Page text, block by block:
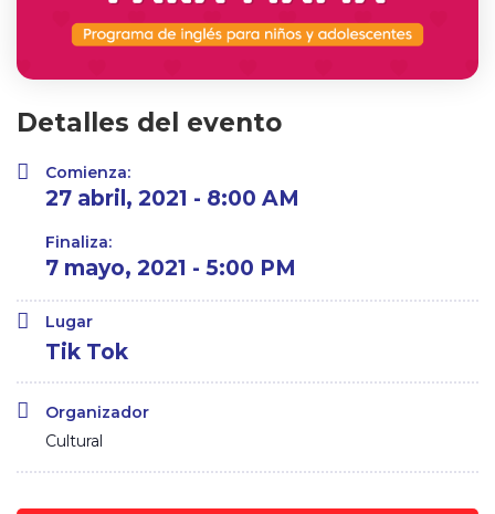
Detalles del evento
Comienza:
27 abril, 2021 - 8:00 AM
Finaliza:
7 mayo, 2021 - 5:00 PM
Lugar
Tik Tok
Organizador
Cultural